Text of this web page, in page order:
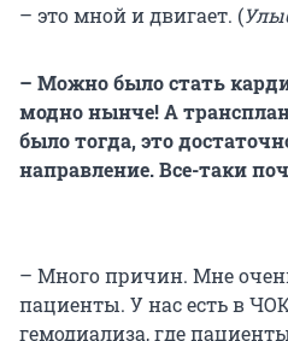
– это мной и двигает. (
– Можно было стать
модно нынче! А
было тогда, это
направление. Все-таки
– Много причин. Мне
пациенты. У нас есть в
гемодиализа, где